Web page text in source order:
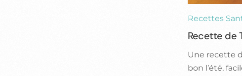
Recettes
Recette de
Une recette
bon l’été,